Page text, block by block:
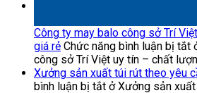
Công ty may balo công sở Trí
giá rẻ Chức năng bình luận bị tắt
công sở Trí Việt uy tín – chất
Xưởng sản xuất túi rút theo yêu
bình luận bị tắt ở Xưởng sản